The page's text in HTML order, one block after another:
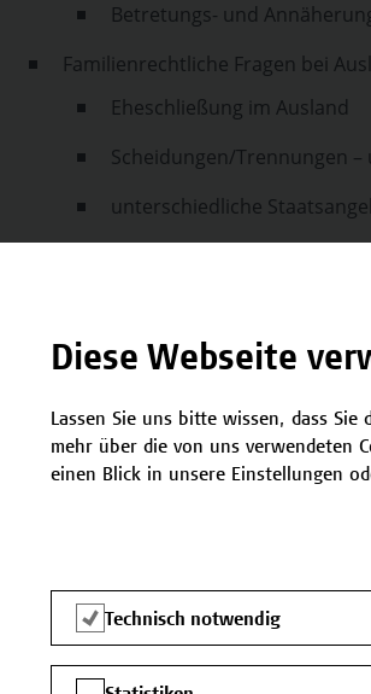
Betretungs- und
Familienrechtliche Fragen bei
Eheschließung im Ausland
Scheidungen/Trennungen
unterschiedliche
die rechtlichen Neuerungen zu
sicher mit gewissen rechtlichen
Vortrag, Diskussion, Gruppenübung.
Diese Webseite
Lassen Sie uns bitte wissen, dass
mehr über die von uns verwendeten
einen Blick in unsere Einstellungen
Technisch notwendig